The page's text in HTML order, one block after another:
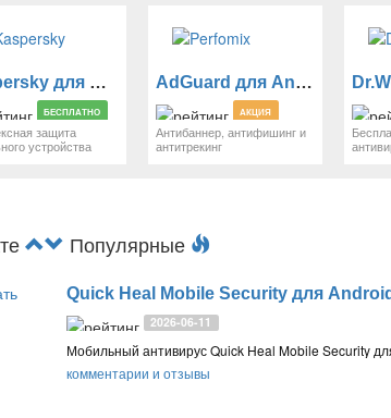
Kaspersky для Android
БЕСПЛАТНО
защита
устройства
AdGuard для Android
АКЦИЯ
Антибаннер, антифишинг и
антитрекинг
Популярные
Quick Heal Mobile Security для Android
2026-06-11
комментарии и отзывы